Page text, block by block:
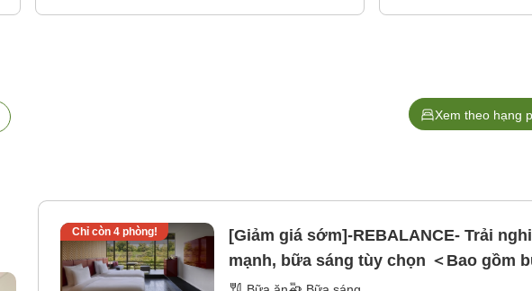
Xem theo hạng
Chỉ còn 4phòng!
[Giảm giá sớm]-REBALANCE- Trải
mạnh, bữa sáng tùy chọn ＜Bao gồm
trước 7 ngày] [Bữa sáng]